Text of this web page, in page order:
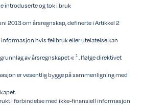
introduserte og tok i bruk
2013 om årsregnskap, definerte i Artikkel 2
hvis feilbruk eller utelatelse kan
av årsregnskapet «1 . Ifølge direktivet
er vesentlig bygge på sammenligning med
i forbindelse med ikke-finansiell informasjon